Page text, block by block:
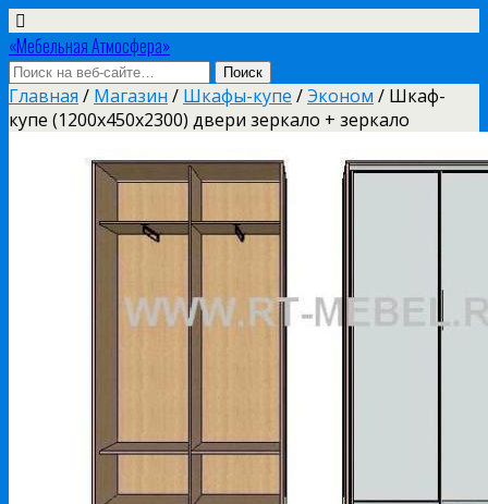
«Мебельная Атмосфера»
Главная / Магазин / Шкафы-купе /Эконом / Шкаф-
купе (1200х450х2300) двери зеркало + зеркало